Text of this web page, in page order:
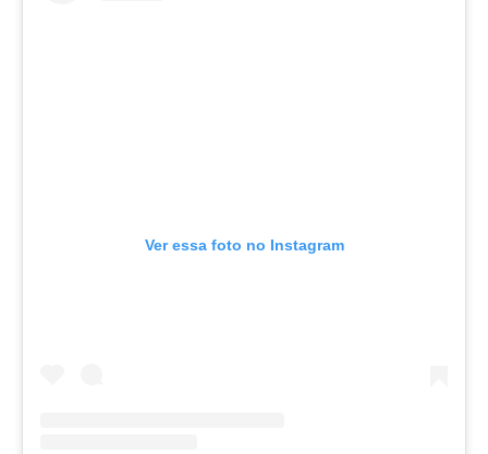
Ver essa foto no Instagram